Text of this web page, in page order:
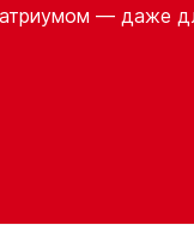
— даже